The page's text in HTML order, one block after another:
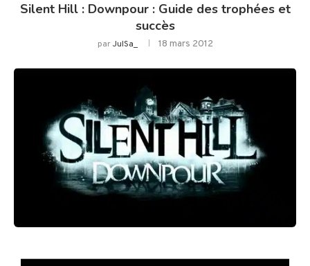
Silent Hill : Downpour : Guide des trophées et
succès
parJulSa_ 18 mars 2012